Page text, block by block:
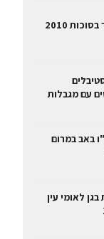
2010
עם מגבלות
באב במרום
לאומי עין